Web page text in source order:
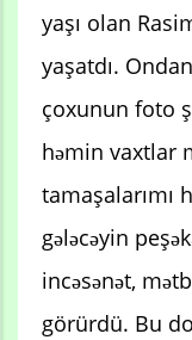
yaşı olan
yaşatdı.
çoxunun foto
həmin vaxtlar
tamaşalarımı
gələcəyin
incəsənət,
görürdü. Bu